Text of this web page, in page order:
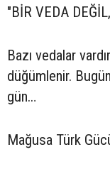
"BİR VEDA
Bazı vedalar
düğümlenir.
gün…
Mağusa Türk